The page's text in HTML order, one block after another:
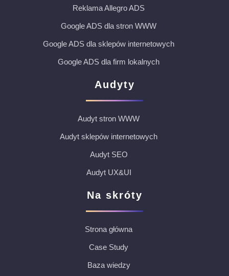
Reklama Allegro ADS
Google ADS dla stron WWW
Google ADS dla sklepów internetowych
Google ADS dla firm lokalnych
Audyty
Audyt stron WWW
Audyt sklepów internetowych
Audyt SEO
Audyt UX&UI
Na skróty
Strona główna
Case Study
Baza wiedzy